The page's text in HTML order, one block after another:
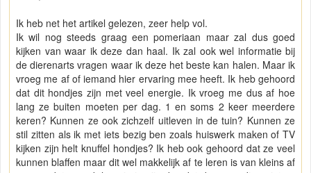
Ik heb net het artikel gelezen, zeer help vol.
Ik wil nog steeds graag een pomeriaan maar zal dus goed
kijken van waar ik deze dan haal. Ik zal ook wel informatie bij
de dierenarts vragen waar ik deze het beste kan halen. Maar ik
vroeg me af of iemand hier ervaring mee heeft. Ik heb gehoord
dat dit hondjes zijn met veel energie. Ik vroeg me dus af hoe
lang ze buiten moeten per dag. 1 en soms 2 keer meerdere
keren? Kunnen ze ook zichzelf uitleven in de tuin? Kunnen ze
stil zitten als ik met iets bezig ben zoals huiswerk maken of TV
kijken zijn helt knuffel hondjes? Ik heb ook gehoord dat ze veel
kunnen blaffen maar dit wel makkelijk af te leren is van kleins af